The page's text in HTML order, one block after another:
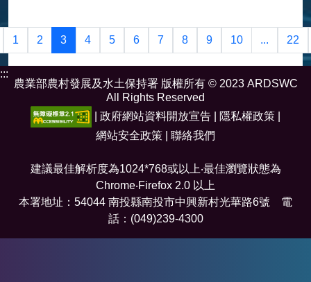
1 2 3 4 5 6 7 8 9 10 ... 22
:::
農業部農村發展及水土保持署 版權所有 © 2023 ARDSWC
All Rights Reserved
政府網站資料開放宣告 隱私權政策
網站安全政策
聯絡我們
建議最佳解析度為1024*768或以上‧最佳瀏覽狀態為
Chrome‧Firefox 2.0 以上
本署地址：54044 南投縣南投市中興新村光華路6號 電
話：(049)239-4300